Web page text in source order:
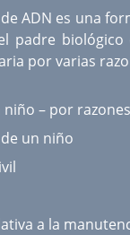
ADN es una
padre biológico
por varias
– por
un niño
a la